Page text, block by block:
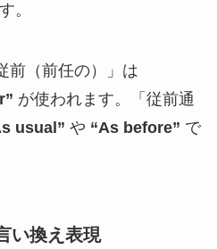
。
前（前任の）」は
が使われます。「従前通
usual” や “As before” で
い換え表現